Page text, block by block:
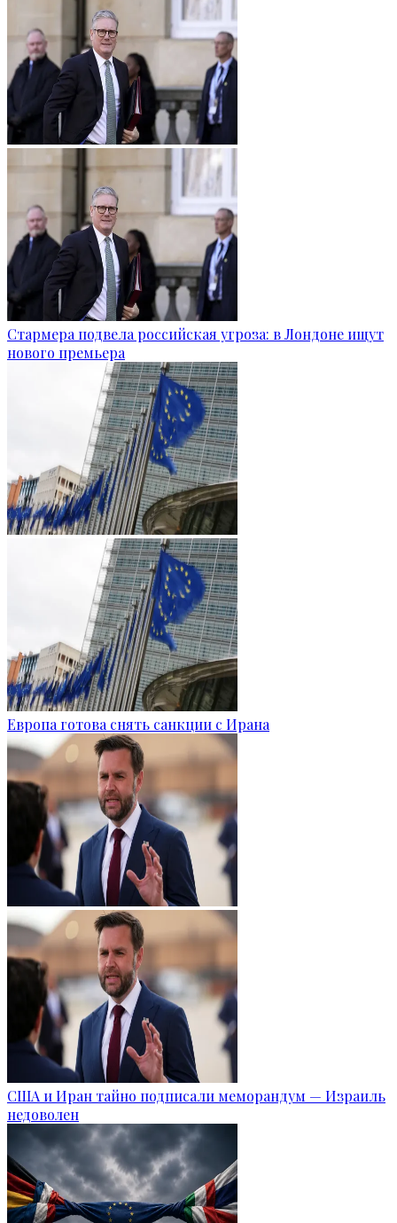
Стармера подвела российская угроза: в Лондоне ищут
нового премьера
Европа готова снять санкции с Ирана
США и Иран тайно подписали меморандум — Израиль
недоволен